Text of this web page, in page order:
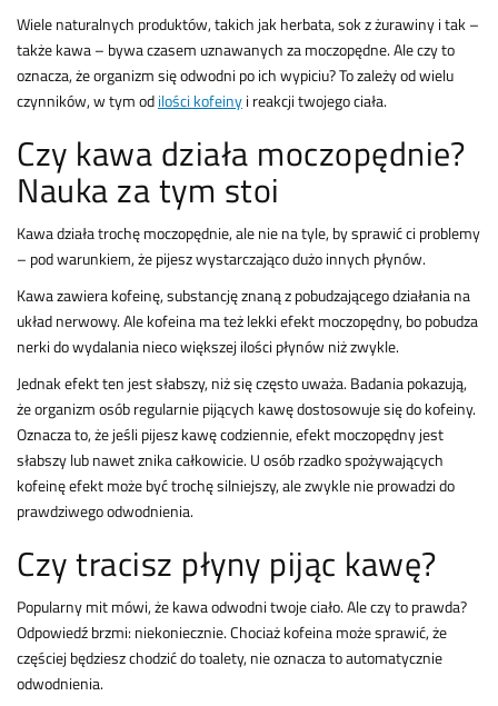
Wiele naturalnych produktów, takich jak herbata, sok z żurawiny i tak –
także kawa – bywa czasem uznawanych za moczopędne. Ale czy to
oznacza, że organizm się odwodni po ich wypiciu? To zależy od wielu
czynników, w tym odilości kofeinyi reakcji twojego ciała.
Czy kawa działa moczopędnie?
Nauka za tym stoi
Kawa działa trochę moczopędnie, ale nie na tyle, by sprawić ci problemy
– pod warunkiem, że pijesz wystarczająco dużo innych płynów.
Kawa zawiera kofeinę, substancję znaną z pobudzającego działania na
układ nerwowy. Ale kofeina ma też lekki efekt moczopędny, bo pobudza
nerki do wydalania nieco większej ilości płynów niż zwykle.
Jednak efekt ten jest słabszy, niż się często uważa. Badania pokazują,
że organizm osób regularnie pijących kawę dostosowuje się do kofeiny.
Oznacza to, że jeśli pijesz kawę codziennie, efekt moczopędny jest
słabszy lub nawet znika całkowicie. U osób rzadko spożywających
kofeinę efekt może być trochę silniejszy, ale zwykle nie prowadzi do
prawdziwego odwodnienia.
Czy tracisz płyny pijąc kawę?
Popularny mit mówi, że kawa odwodni twoje ciało. Ale czy to prawda?
Odpowiedź brzmi: niekoniecznie. Chociaż kofeina może sprawić, że
częściej będziesz chodzić do toalety, nie oznacza to automatycznie
odwodnienia.